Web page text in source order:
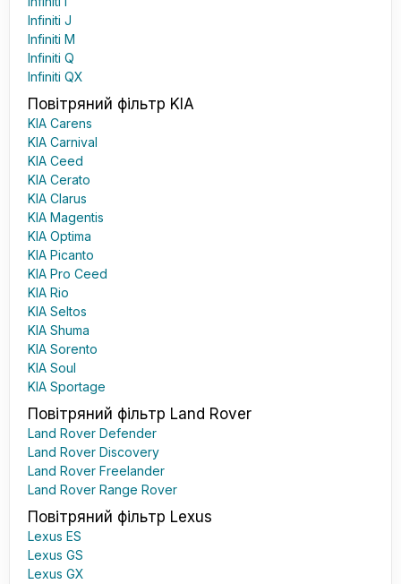
Infiniti J
Infiniti M
Infiniti Q
Infiniti QX
Повітряний фільтр KIA
KIA Carens
KIA Carnival
KIA Ceed
KIA Cerato
KIA Clarus
KIA Magentis
KIA Optima
KIA Picanto
KIA Pro Ceed
KIA Rio
KIA Seltos
KIA Shuma
KIA Sorento
KIA Soul
KIA Sportage
Повітряний фільтр Land Rover
Land Rover Defender
Land Rover Discovery
Land Rover Freelander
Land Rover Range Rover
Повітряний фільтр Lexus
Lexus ES
Lexus GS
Lexus GX